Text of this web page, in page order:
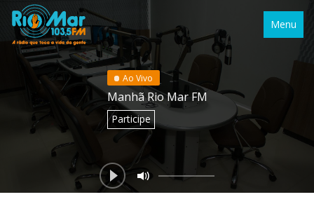
Menu
Ao Vivo
Manhã Rio Mar FM
Participe